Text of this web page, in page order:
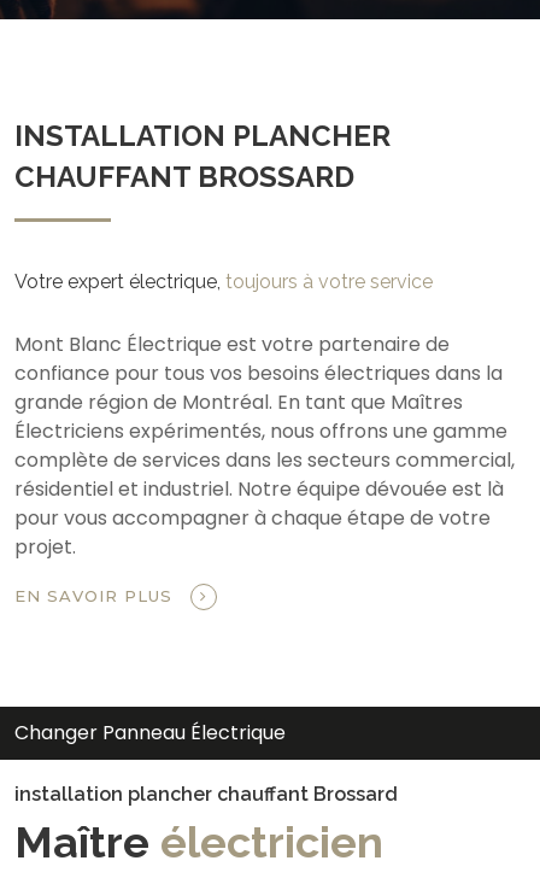
INSTALLATION PLANCHER
CHAUFFANT BROSSARD
Votre expert électrique, toujours à votre service
Mont Blanc Électrique est votre partenaire de
confiance pour tous vos besoins électriques dans la
grande région de Montréal. En tant que Maîtres
Électriciens expérimentés, nous offrons une gamme
complète de services dans les secteurs commercial,
résidentiel et industriel. Notre équipe dévouée est là
pour vous accompagner à chaque étape de votre
projet.
EN SAVOIR PLUS
Changer Panneau Électrique
installation plancher chauffant Brossard
Maître électricien